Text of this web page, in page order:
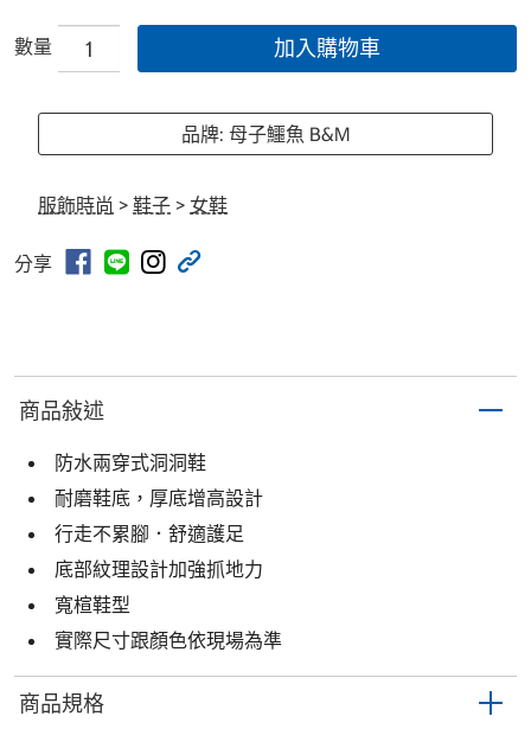
數量 加入購物車
品牌: 母子鱷魚 B&M
服飾時尚 > 鞋子 > 女鞋
分享
商品敍述
防水兩穿式洞洞鞋
耐磨鞋底，厚底增高設計
行走不累腳．舒適護足
底部紋理設計加強抓地力
寬楦鞋型
實際尺寸跟顏色依現場為準
商品規格